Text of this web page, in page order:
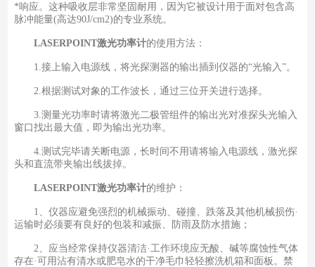
*响应。这种吸收层非常坚固耐用，因为它被设计用于面对包含高
脉冲能量(高达90J/cm2)的专业系统。
LASERPOINT激光功率计的使用方法：
1.接上输入电源线，将光探测器的输出插到仪器的“光输入”。
2.根据测试对象的工作波长，通过三位开关进行选择。
3.测量光功率时请将激光二极管组件的输出光对准探头光输入
窗口找出最大值，即为输出光功率。
4.测试完毕请关断电源，长时间不用请将输入电源线，激光探
头和直流带夹输出线拔掉。
LASERPOINT激光功率计的维护：
1、仪器应避免强烈的机械振动、碰撞、跌落及其他机械损伤·
运输时必须要有良好的包装和减振、防雨及防水措施；
2、应当经常保持仪器清洁·工作环境应无酸、碱等腐蚀性气体
存在·可用沾有清水或肥皂水的干净毛巾轻轻擦洗机箱和面板。禁